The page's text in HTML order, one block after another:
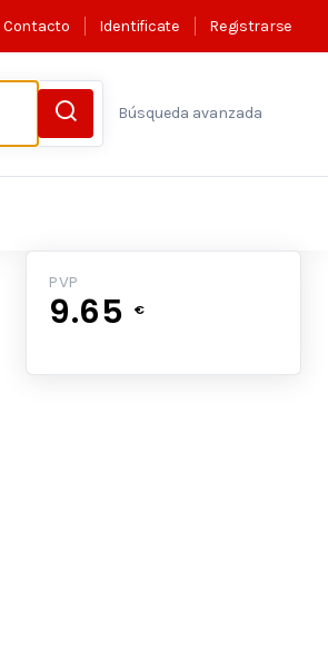
Contacto Identificate Registrarse
Búsqueda avanzada
PVP
9.65 €